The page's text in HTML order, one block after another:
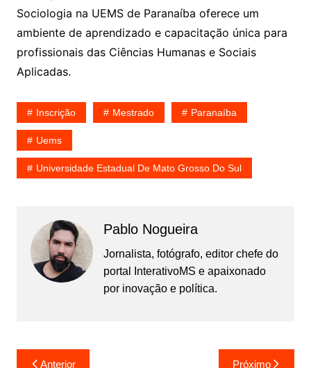
Sociologia na UEMS de Paranaíba oferece um
ambiente de aprendizado e capacitação única para
profissionais das Ciências Humanas e Sociais
Aplicadas.
Inscrição Mestrado Paranaíba
Uems
Universidade Estadual De Mato Grosso Do Sul
Pablo Nogueira
Jornalista, fotógrafo, editor chefe do
portal InterativoMS e apaixonado
por inovação e política.
Navegação
Anterior Próximo